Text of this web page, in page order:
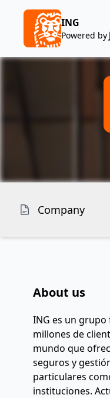
ING
Powered by
Company
About us
ING es un grupo
millones de
mundo que
seguros y
particulares
instituciones.